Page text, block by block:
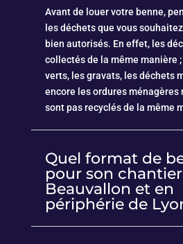
Avant de louer votre benne,
les déchets que vous
bien autorisés. En effet, les
collectés de la même manière
verts, les gravats, les déchets
encore les ordures ménagères
sont pas recyclés de la même
Quel format de
pour son
Beauvallon et en
périphérie de